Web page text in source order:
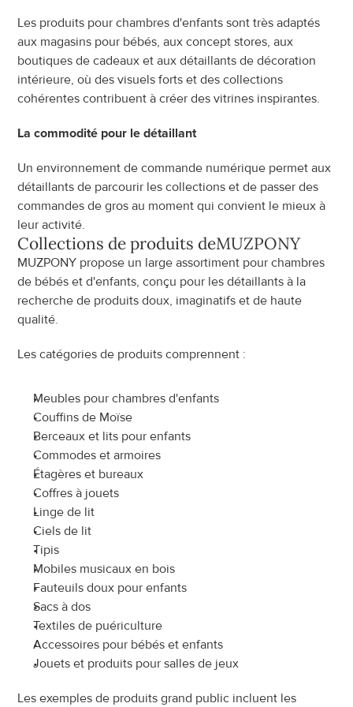
Les produits pour chambres d'enfants sont très adaptés
aux magasins pour bébés, aux concept stores, aux
boutiques de cadeaux et aux détaillants de décoration
intérieure, où des visuels forts et des collections
cohérentes contribuent à créer des vitrines inspirantes.
La commodité pour le détaillant
Un environnement de commande numérique permet aux
détaillants de parcourir les collections et de passer des
commandes de gros au moment qui convient le mieux à
leur activité.
Collections de produits deMUZPONY
MUZPONY propose un large assortiment pour chambres
de bébés et d'enfants, conçu pour les détaillants à la
recherche de produits doux, imaginatifs et de haute
qualité.
Les catégories de produits comprennent :
Meubles pour chambres d'enfants
Couffins de Moïse
Berceaux et lits pour enfants
Commodes et armoires
Étagères et bureaux
Coffres à jouets
Linge de lit
Ciels de lit
Tipis
Mobiles musicaux en bois
Fauteuils doux pour enfants
Sacs à dos
Textiles de puériculture
Accessoires pour bébés et enfants
Jouets et produits pour salles de jeux
Les exemples de produits grand public incluent les